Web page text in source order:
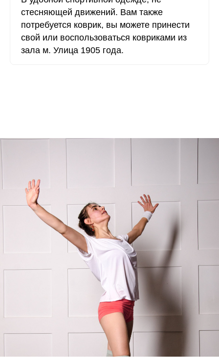
стесняющей движений. Вам также
потребуется коврик, вы можете принести
свой или воспользоваться ковриками из
зала м. Улица 1905 года.